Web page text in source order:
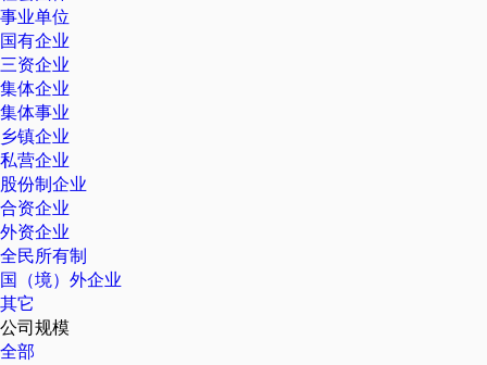
事业单位
国有企业
三资企业
集体企业
集体事业
乡镇企业
私营企业
股份制企业
合资企业
外资企业
全民所有制
国（境）外企业
其它
公司规模
全部